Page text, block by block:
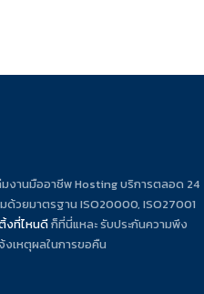
งานมืออาชีพ Hosting บริการตลอด 24
ด้วยมาตรฐาน ISO20000, ISO27001
งที่ไหนดีก็ที่นี่แหละ รับประกันความพึง
เหตุผลในการขอคืน